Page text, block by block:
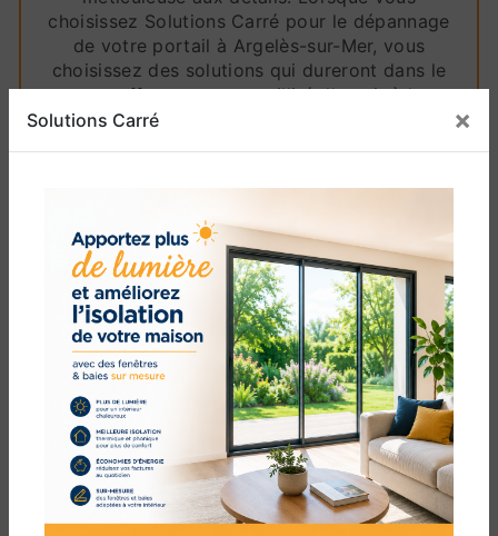
Solutions Carré ×
choisissez Solutions Carré pour le dépannage
de votre portail à Argelès-sur-Mer, vous
choisissez des solutions qui dureront dans le
temps, offrant une tranquillité d'esprit à long
reflète également dans notre approche
toute réparation, nous vous fournirons une
évaluation complète de l'état de votre portail
et vous expliquerons en détail les travaux
nécessaires. Aucune surprise désagréable :
vous saurez toujours à quoi vous attendre avec
Solutions Carré.
En conclusion, si vous êtes à la recherche de
services de dépannage de portail
professionnels à Argelès-sur-Mer, ne cherchez
pas plus loin que Solutions Carré. Notre équipe
compétente, notre engagement envers la
qualité et notre approche axée sur le client font